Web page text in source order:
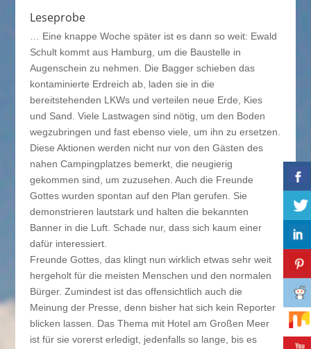
Leseprobe
… Eine knappe Woche später ist es dann so weit: Ewald
Schult kommt aus Hamburg, um die Baustelle in
Augenschein zu nehmen. Die Bagger schieben das
kontaminierte Erdreich ab, laden sie in die
bereitstehenden LKWs und verteilen neue Erde, Kies
und Sand. Viele Lastwagen sind nötig, um den Boden
wegzubringen und fast ebenso viele, um ihn zu ersetzen.
Diese Aktionen werden nicht nur von den Gästen des
nahen Campingplatzes bemerkt, die neugierig
gekommen sind, um zuzusehen. Auch die Freunde
Gottes wurden spontan auf den Plan gerufen. Sie
demonstrieren lautstark und halten die bekannten
Banner in die Luft. Schade nur, dass sich kaum einer
dafür interessiert.
Freunde Gottes, das klingt nun wirklich etwas sehr weit
hergeholt für die meisten Menschen und den normalen
Bürger. Zumindest ist das offensichtlich auch die
Meinung der Presse, denn bisher hat sich kein Reporter
blicken lassen. Das Thema mit Hotel am Großen Meer
ist für sie vorerst erledigt, jedenfalls so lange, bis es